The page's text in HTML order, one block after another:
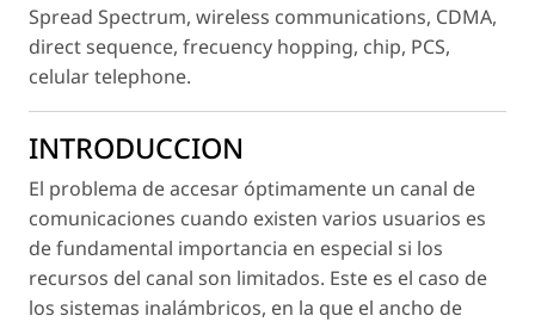
Spread Spectrum, wireless communications, CDMA,
direct sequence, frecuency hopping, chip, PCS,
celular telephone.
INTRODUCCION
El problema de accesar óptimamente un canal de
comunicaciones cuando existen varios usuarios es
de fundamental importancia en especial si los
recursos del canal son limitados. Este es el caso de
los sistemas inalámbricos, en la que el ancho de